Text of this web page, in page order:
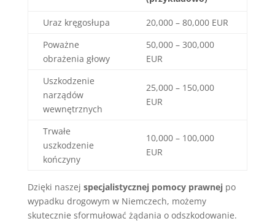
Uraz kręgosłupa
20,000 – 80,000 EUR
Poważne
obrażenia głowy
50,000 – 300,000
EUR
Uszkodzenie
narządów
wewnętrznych
25,000 – 150,000
EUR
Trwałe
uszkodzenie
kończyny
10,000 – 100,000
EUR
Dzięki naszej specjalistycznej pomocy prawnejpo
wypadku drogowym w Niemczech, możemy
skutecznie sformułować żądania o odszkodowanie.